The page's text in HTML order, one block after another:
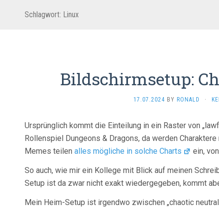
Schlagwort: Linux
Bildschirmsetup:
17.07.2024 BY RONALD ·
Ursprünglich kommt die Einteilung in ein Raster von
Rollenspiel Dungeons & Dragons, da werden Charaktere
Memes teilen alles mögliche in solche Charts ein,
So auch, wie mir ein Kollege mit Blick auf meinen
Setup ist da zwar nicht exakt wiedergegeben, kommt
Mein Heim-Setup ist irgendwo zwischen „chaotic